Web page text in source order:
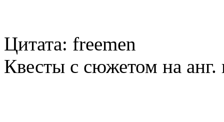
Цитата: freemen
Квесты с сюжетом на анг.